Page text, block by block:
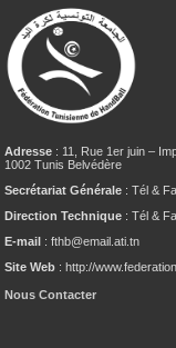
Adresse : 11, Rue 1er juin –
1002 Tunis Belvédère
Secrétariat Générale : Tél &
Direction Technique : Tél &
E-mail : fthb@email.ati.tn
Site Web : http://
Nous Contacter